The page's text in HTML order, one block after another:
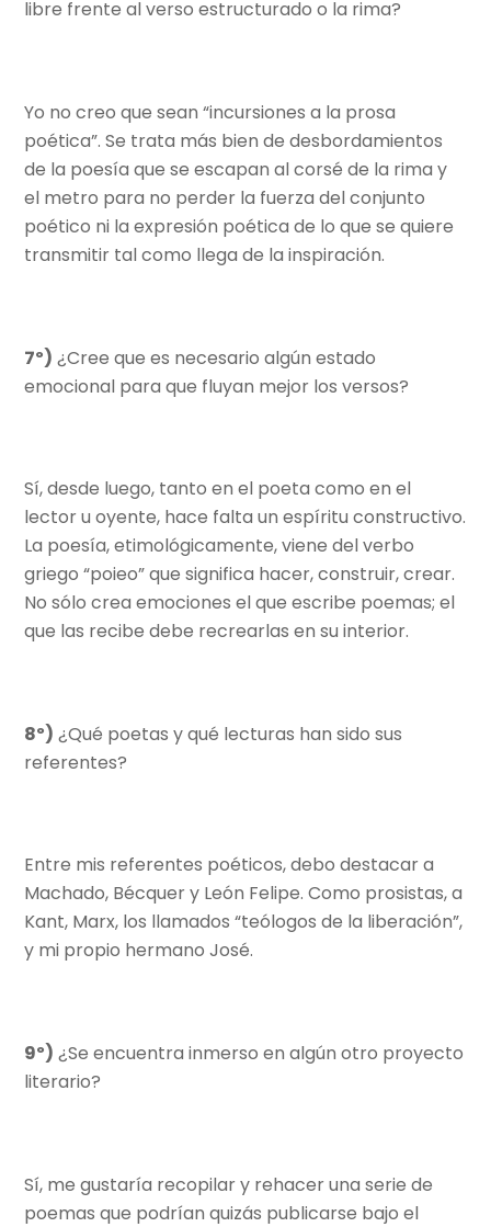
libre frente al verso estructurado o la rima?
Yo no creo que sean “incursiones a la prosa
poética”. Se trata más bien de desbordamientos
de la poesía que se escapan al corsé de la rima y
el metro para no perder la fuerza del conjunto
poético ni la expresión poética de lo que se quiere
transmitir tal como llega de la inspiración.
7º) ¿Cree que es necesario algún estado
emocional para que fluyan mejor los versos?
Sí, desde luego, tanto en el poeta como en el
lector u oyente, hace falta un espíritu constructivo.
La poesía, etimológicamente, viene del verbo
griego “poieo” que significa hacer, construir, crear.
No sólo crea emociones el que escribe poemas; el
que las recibe debe recrearlas en su interior.
8º) ¿Qué poetas y qué lecturas han sido sus
referentes?
Entre mis referentes poéticos, debo destacar a
Machado, Bécquer y León Felipe. Como prosistas, a
Kant, Marx, los llamados “teólogos de la liberación”,
y mi propio hermano José.
9º) ¿Se encuentra inmerso en algún otro proyecto
literario?
Sí, me gustaría recopilar y rehacer una serie de
poemas que podrían quizás publicarse bajo el